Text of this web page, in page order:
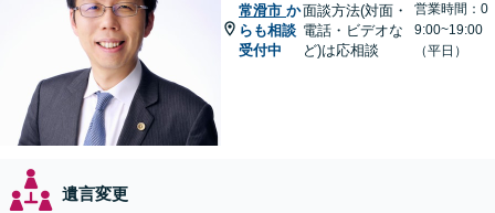
常滑市 か
らも相談
受付中
面談方法(対面・
電話・ビデオな
ど)は応相談
営業時間：0
9:00~19:00
（平日）
遺言変更